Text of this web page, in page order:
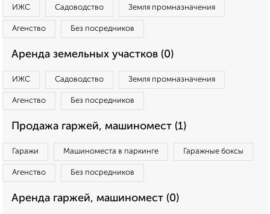
ИЖС Садоводство Земля промназначения
Агенство Без посредников
Аренда земельных участков (0)
ИЖС Садоводство Земля промназначения
Агенство Без посредников
Продажа гаржей, машиномест (1)
Гаражи Машиноместа в паркинге Гаражные боксы
Агенство Без посредников
Аренда гаржей, машиномест (0)